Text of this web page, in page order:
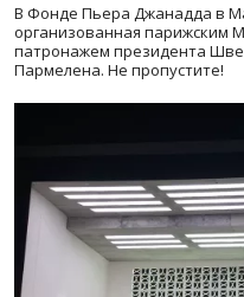
В Фонде Пьера Джанадда в
организованная парижским
патронажем президента
Пармелена. Не пропустите!